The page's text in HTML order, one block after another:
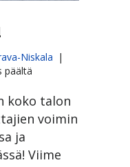
Niskala |
päältä
koko talon
voimin
ja
Viime